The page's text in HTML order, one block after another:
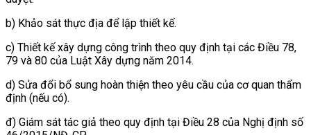
b) Khảo sát thực địa để lập thiết kế.
c) Thiết kế xây dựng công trình theo quy định tại các Điều 78,
79 và 80 của Luật Xây dựng năm 2014.
d) Sửa đổi bổ sung hoàn thiện theo yêu cầu của cơ quan thẩm
định (nếu có).
đ) Giám sát tác giả theo quy định tại Điều 28 của Nghị định số